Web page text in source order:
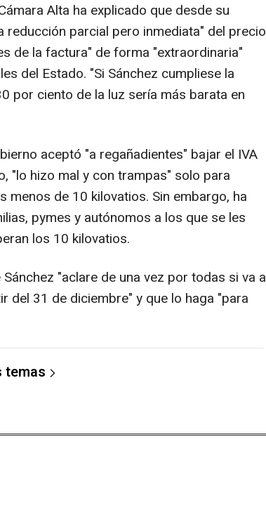
Alta ha explicado que desde su
parcial pero inmediata" del precio
de la factura" de forma "extraordinaria"
del Estado. "Si Sánchez cumpliese la
por ciento de la luz sería más barata en
aceptó "a regañadientes" bajar el IVA
"lo hizo mal y con trampas" solo para
menos de 10 kilovatios. Sin embargo, ha
pymes y autónomos a los que se les
los 10 kilovatios.
"aclare de una vez por todas si va a
del 31 de diciembre" y que lo haga "para
temas